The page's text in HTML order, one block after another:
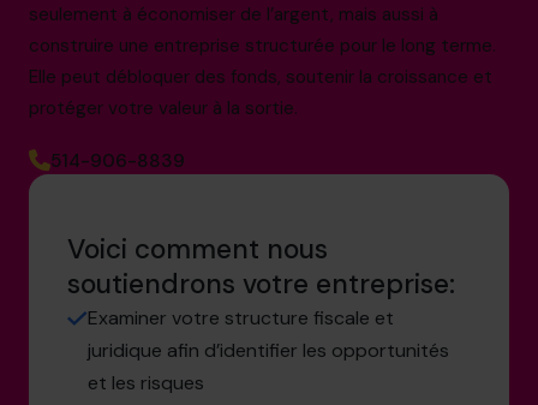
seulement à économiser de l’argent, mais aussi à
construire une entreprise structurée pour le long terme.
Elle peut débloquer des fonds, soutenir la croissance et
protéger votre valeur à la sortie.
514-906-8839
Voici comment nous
soutiendrons votre entreprise:
Examiner votre structure fiscale et
juridique afin d’identifier les opportunités
et les risques